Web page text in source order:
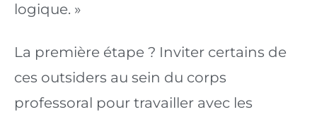
logique. »
La première étape ? Inviter certains de
ces outsiders au sein du corps
professoral pour travailler avec les